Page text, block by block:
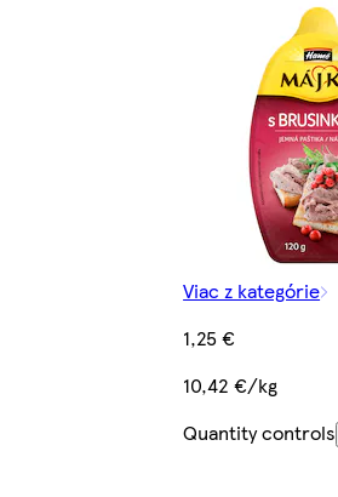
Viac z kategórie
1,25 €
10,42 €/kg
Quantity controls